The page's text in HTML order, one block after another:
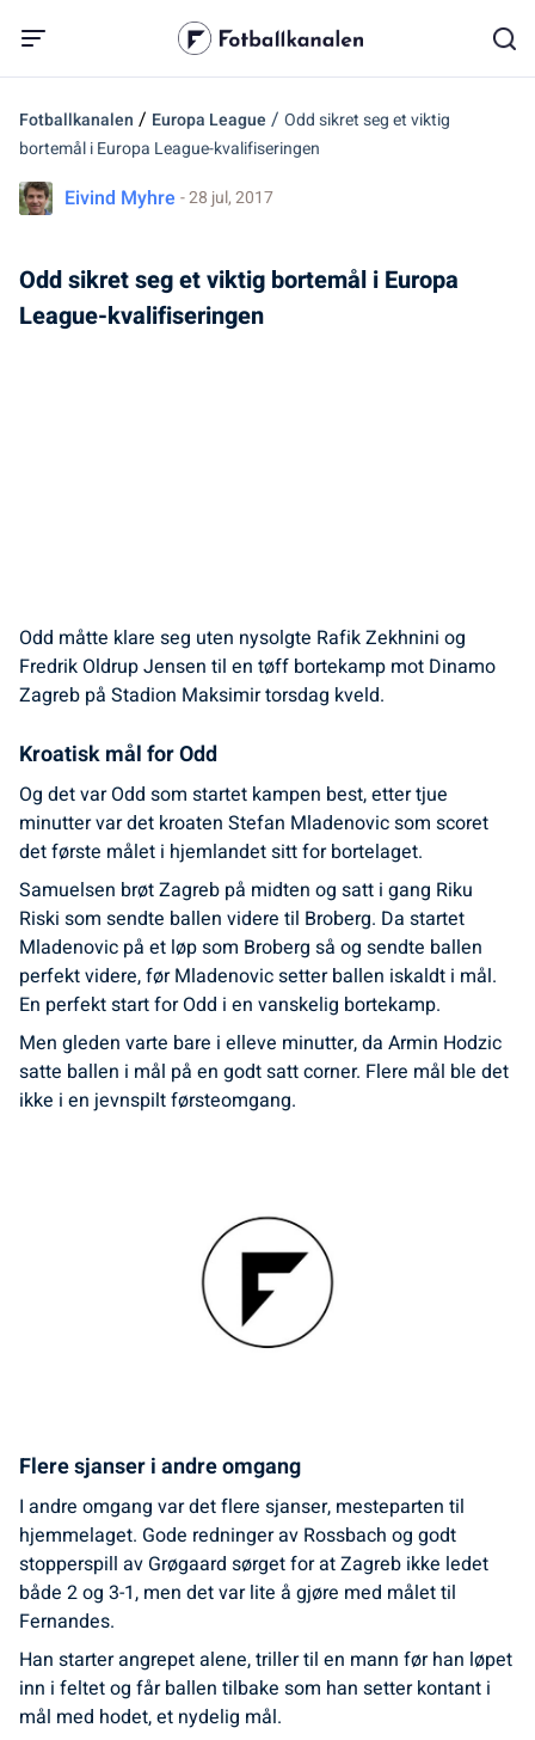
Fotballkanalen / Europa League / Odd sikret seg et viktig
bortemål i Europa League-kvalifiseringen
Eivind Myhre - 28 jul, 2017
Odd sikret seg et viktig bortemål i Europa
League-kvalifiseringen
Odd måtte klare seg uten nysolgte Rafik Zekhnini og
Fredrik Oldrup Jensen til en tøff bortekamp mot Dinamo
Zagreb på Stadion Maksimir torsdag kveld.
Kroatisk mål for Odd
Og det var Odd som startet kampen best, etter tjue
minutter var det kroaten Stefan Mladenovic som scoret
det første målet i hjemlandet sitt for bortelaget.
Samuelsen brøt Zagreb på midten og satt i gang Riku
Riski som sendte ballen videre til Broberg. Da startet
Mladenovic på et løp som Broberg så og sendte ballen
perfekt videre, før Mladenovic setter ballen iskaldt i mål.
En perfekt start for Odd i en vanskelig bortekamp.
Men gleden varte bare i elleve minutter, da Armin Hodzic
satte ballen i mål på en godt satt corner. Flere mål ble det
ikke i en jevnspilt førsteomgang.
Flere sjanser i andre omgang
I andre omgang var det flere sjanser, mesteparten til
hjemmelaget. Gode redninger av Rossbach og godt
stopperspill av Grøgaard sørget for at Zagreb ikke ledet
både 2 og 3-1, men det var lite å gjøre med målet til
Fernandes.
Han starter angrepet alene, triller til en mann før han løpet
inn i feltet og får ballen tilbake som han setter kontant i
mål med hodet, et nydelig mål.